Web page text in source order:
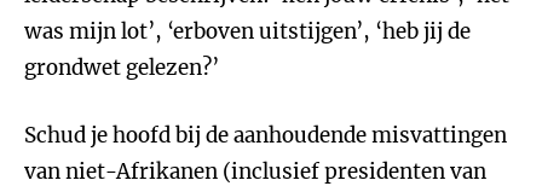
was mijn lot’, ‘erboven uitstijgen’, ‘heb jij de
grondwet gelezen?’
Schud je hoofd bij de aanhoudende misvattingen
van niet-Afrikanen (inclusief presidenten van